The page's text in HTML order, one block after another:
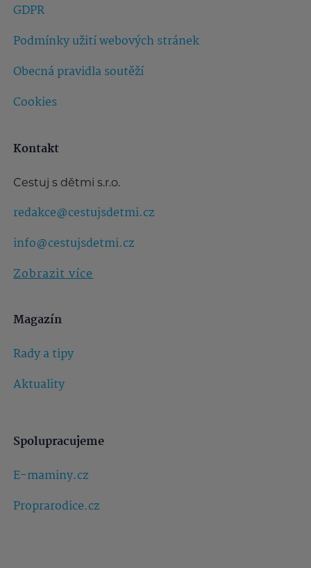
GDPR
Podmínky užití webových stránek
Obecná pravidla soutěží
Cookies
Kontakt
Cestuj s dětmi s.r.o.
redakce@cestujsdetmi.cz
info@cestujsdetmi.cz
Zobrazit více
Magazín
Rady a tipy
Aktuality
Spolupracujeme
E-maminy.cz
Proprarodice.cz